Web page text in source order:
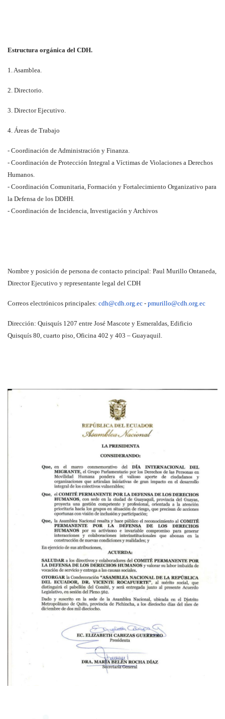
Estructura orgánica del CDH.
1. Asamblea.
2. Directorio.
3. Director Ejecutivo.
4. Áreas de Trabajo
- Coordinación de Administración y Finanza.
- Coordinación de Protección Integral a Víctimas de Violaciones a Derechos
Humanos.
- Coordinación Comunitaria, Formación y Fortalecimiento Organizativo para
la Defensa de los DDHH.
- Coordinación de Incidencia, Investigación y Archivos
Nombre y posición de persona de contacto principal: Paul Murillo Ontaneda,
Director Ejecutivo y representante legal del CDH
Correos electrónicos principales: cdh@cdh.org.ec - pmurillo@cdh.org.ec
Dirección: Quisquís 1207 entre José Mascote y Esmeraldas, Edificio
Quisquís 80, cuarto piso, Oficina 402 y 403 – Guayaquil.